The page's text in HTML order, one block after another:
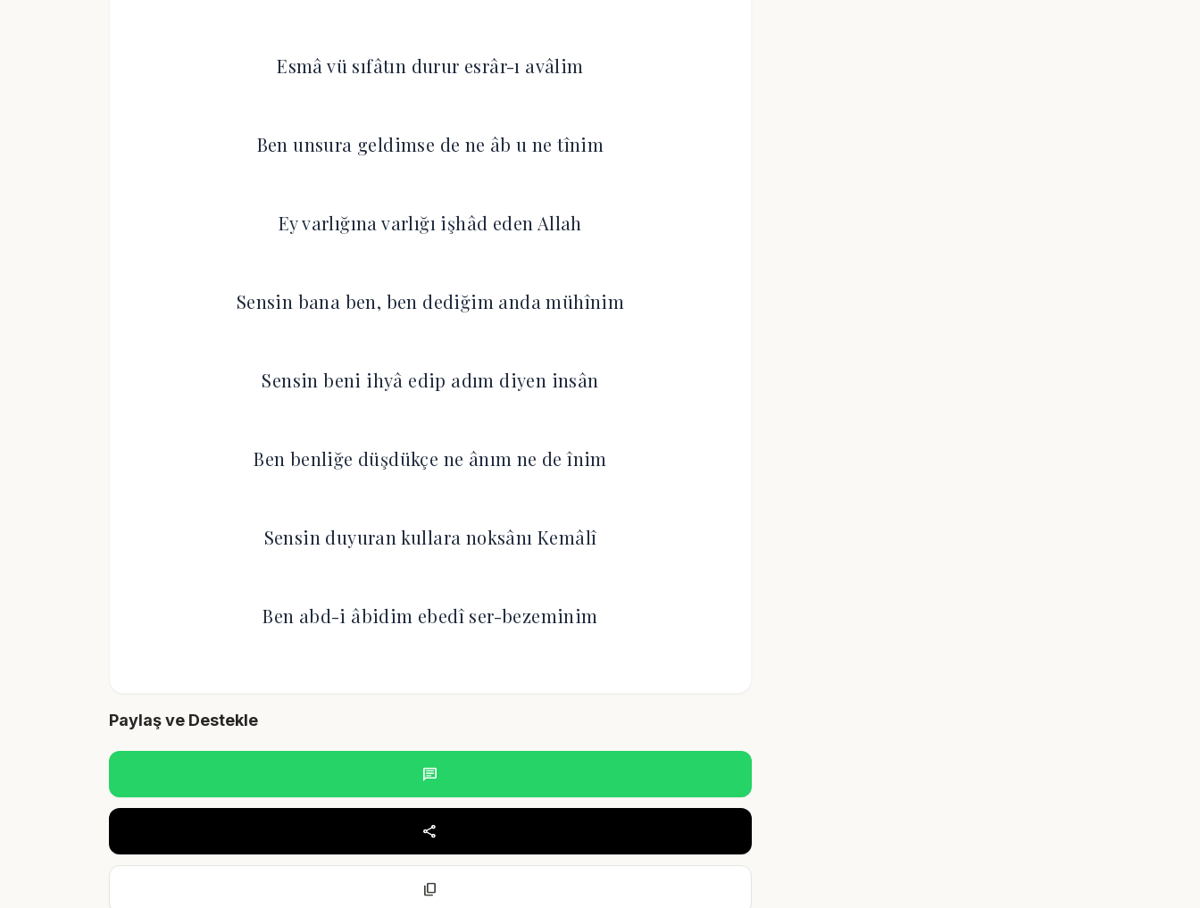
Esmâ vü sıfâtın durur esrâr-ı avâlim
Ben unsura geldimse de ne âb u ne tînim
Ey varlığına varlığı işhâd eden Allah
Sensin bana ben, ben dediğim anda mühînim
Sensin beni ihyâ edip adım diyen insân
Ben benliğe düşdükçe ne ânım ne de înim
Sensin duyuran kullara noksânı Kemâlî
Ben abd-i âbidim ebedî ser-bezeminim
Paylaş ve Destekle
chat
share
content_copy